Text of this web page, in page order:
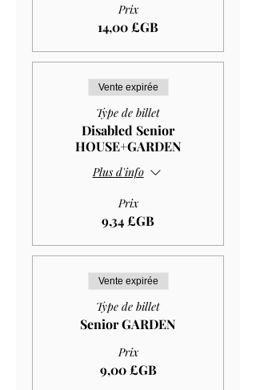
Prix
14,00 £GB
Vente expirée
Type de billet
Disabled Senior
HOUSE+GARDEN
Plus d'info
Prix
9,34 £GB
Vente expirée
Type de billet
Senior GARDEN
Prix
9,00 £GB